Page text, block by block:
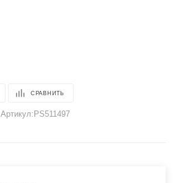
СРАВНИТЬ
Артикул: PS511497